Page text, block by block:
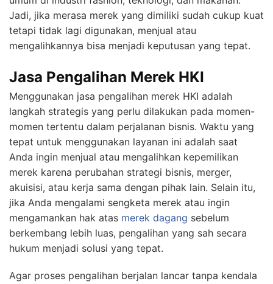
Jadi, jika merasa merek yang dimiliki sudah cukup kuat
tetapi tidak lagi digunakan, menjual atau
mengalihkannya bisa menjadi keputusan yang tepat.
Jasa Pengalihan Merek HKI
Menggunakan jasa pengalihan merek HKI adalah
langkah strategis yang perlu dilakukan pada momen-
momen tertentu dalam perjalanan bisnis. Waktu yang
tepat untuk menggunakan layanan ini adalah saat
Anda ingin menjual atau mengalihkan kepemilikan
merek karena perubahan strategi bisnis, merger,
akuisisi, atau kerja sama dengan pihak lain. Selain itu,
jika Anda mengalami sengketa merek atau ingin
mengamankan hak atas merek dagang sebelum
berkembang lebih luas, pengalihan yang sah secara
hukum menjadi solusi yang tepat.
Agar proses pengalihan berjalan lancar tanpa kendala